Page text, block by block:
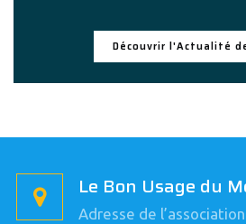
Découvrir l'Actualité
Le Bon Usage du
Adresse de l’association